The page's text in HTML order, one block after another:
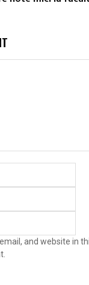
and website in